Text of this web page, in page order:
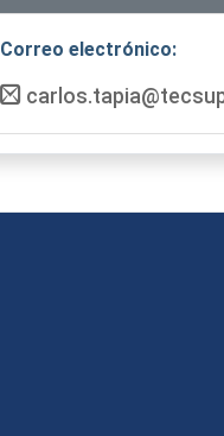
Correo electrónico: